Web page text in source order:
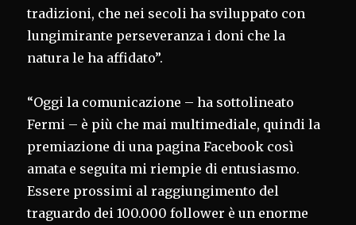
tradizioni, che nei secoli ha sviluppato con
lungimirante perseveranza i doni che la
natura le ha affidato”.
“Oggi la comunicazione – ha sottolineato
Fermi – è più che mai multimediale, quindi la
premiazione di una pagina Facebook così
amata e seguita mi riempie di entusiasmo.
Essere prossimi al raggiungimento del
traguardo dei 100.000 follower è un enorme